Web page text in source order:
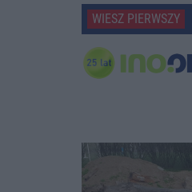
WIESZ PIERWSZY